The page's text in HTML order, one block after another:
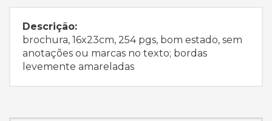
Descrição:
brochura, 16x23cm, 254 pgs, bom estado, sem
anotações ou marcas no texto; bordas
levemente amareladas